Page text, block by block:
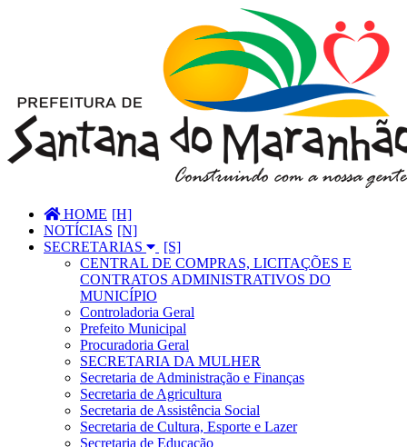
HOME
NOTÍCIAS
SECRETARIAS
CENTRAL DE COMPRAS, LICITAÇÕES E
CONTRATOS ADMINISTRATIVOS DO
MUNICÍPIO
Controladoria Geral
Prefeito Municipal
Procuradoria Geral
SECRETARIA DA MULHER
Secretaria de Administração e Finanças
Secretaria de Agricultura
Secretaria de Assistência Social
Secretaria de Cultura, Esporte e Lazer
Secretaria de Educação